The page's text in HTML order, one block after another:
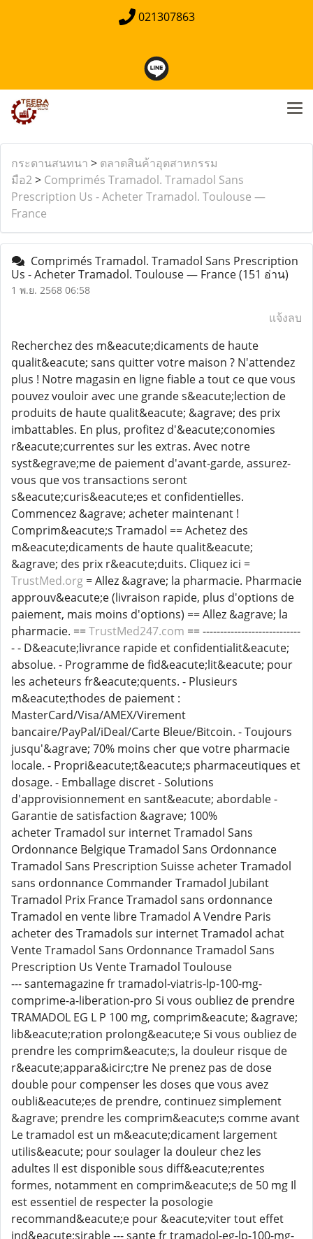
021307863
กระดานสนทนา > ตลาดสินค้าอุตสาหกรรม
มือ2> Comprimés Tramadol. Tramadol Sans
Prescription Us - Acheter Tramadol. Toulouse —
France
Comprimés Tramadol. Tramadol Sans Prescription
Us - Acheter Tramadol. Toulouse — France(151 อ่าน)
1 พ.ย. 2568 06:58
แจ้งลบ
Recherchez des m&eacute;dicaments de haute
qualit&eacute; sans quitter votre maison ? N'attendez
plus ! Notre magasin en ligne fiable a tout ce que vous
pouvez vouloir avec une grande s&eacute;lection de
produits de haute qualit&eacute; &agrave; des prix
imbattables. En plus, profitez d'&eacute;conomies
r&eacute;currentes sur les extras. Avec notre
syst&egrave;me de paiement d'avant-garde, assurez-
vous que vos transactions seront
s&eacute;curis&eacute;es et confidentielles.
Commencez &agrave; acheter maintenant !
Comprim&eacute;s Tramadol == Achetez des
m&eacute;dicaments de haute qualit&eacute;
&agrave; des prix r&eacute;duits. Cliquez ici =
TrustMed.org = Allez &agrave; la pharmacie. Pharmacie
approuv&eacute;e (livraison rapide, plus d'options de
paiement, mais moins d'options) == Allez &agrave; la
pharmacie. ==TrustMed247.com == ----------------------------
- - D&eacute;livrance rapide et confidentialit&eacute;
absolue. - Programme de fid&eacute;lit&eacute; pour
les acheteurs fr&eacute;quents. - Plusieurs
m&eacute;thodes de paiement :
MasterCard/Visa/AMEX/Virement
bancaire/PayPal/iDeal/Carte Bleue/Bitcoin. - Toujours
jusqu'&agrave; 70% moins cher que votre pharmacie
locale. - Propri&eacute;t&eacute;s pharmaceutiques et
dosage. - Emballage discret - Solutions
d'approvisionnement en sant&eacute; abordable -
Garantie de satisfaction &agrave; 100%
acheter Tramadol sur internet Tramadol Sans
Ordonnance Belgique Tramadol Sans Ordonnance
Tramadol Sans Prescription Suisse acheter Tramadol
sans ordonnance Commander Tramadol Jubilant
Tramadol Prix France Tramadol sans ordonnance
Tramadol en vente libre Tramadol A Vendre Paris
acheter des Tramadols sur internet Tramadol achat
Vente Tramadol Sans Ordonnance Tramadol Sans
Prescription Us Vente Tramadol Toulouse
--- santemagazine fr tramadol-viatris-lp-100-mg-
comprime-a-liberation-pro Si vous oubliez de prendre
TRAMADOL EG L P 100 mg, comprim&eacute; &agrave;
lib&eacute;ration prolong&eacute;e Si vous oubliez de
prendre les comprim&eacute;s, la douleur risque de
r&eacute;appara&icirc;tre Ne prenez pas de dose
double pour compenser les doses que vous avez
oubli&eacute;es de prendre, continuez simplement
&agrave; prendre les comprim&eacute;s comme avant
Le tramadol est un m&eacute;dicament largement
utilis&eacute; pour soulager la douleur chez les
adultes Il est disponible sous diff&eacute;rentes
formes, notamment en comprim&eacute;s de 50 mg Il
est essentiel de respecter la posologie
recommand&eacute;e pour &eacute;viter tout effet
ind&eacute;sirable --- sante fr tramadol-eg-lp-100-mg-